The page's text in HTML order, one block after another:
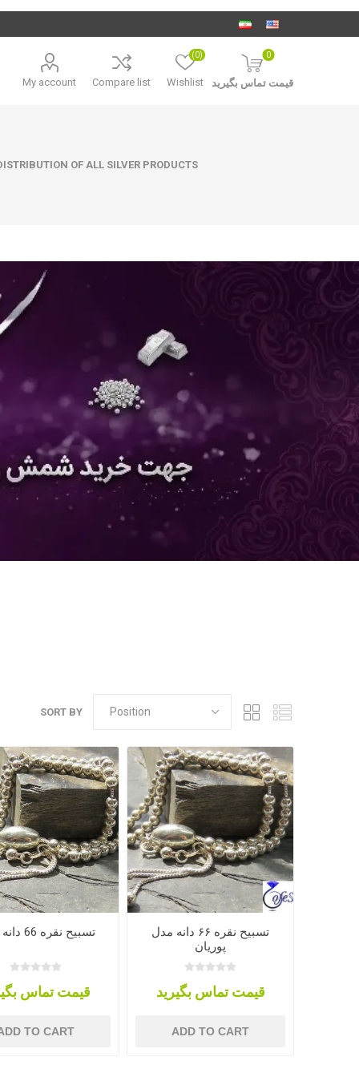
My account Compare list Wishlist
(0) 0
قیمت تماس بگیرید
OF ALL SILVER PRODUCTS
SORT BY
تسبیح نقره 66 دانه فاخر
قیمت تماس
TO CART
تسبیح نقره ۶۶ دانه مدل
پوریان
قیمت تماس بگیرید
ADD TO CART